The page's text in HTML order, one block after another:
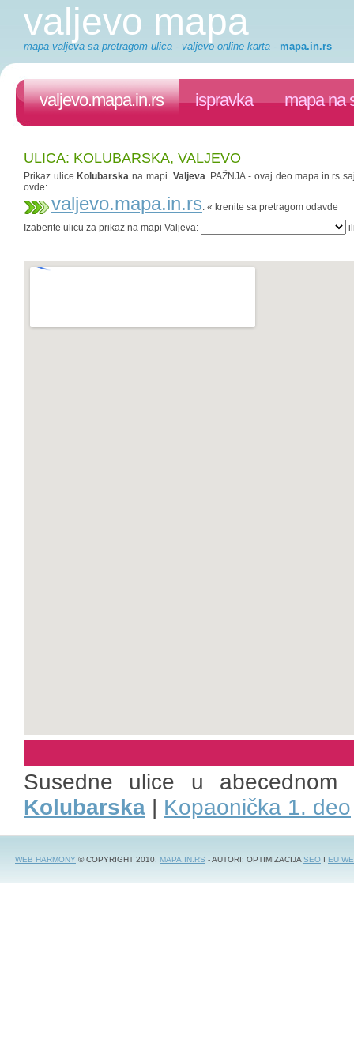
valjevo mapa
mapa valjeva sa pretragom ulica - valjevo online karta - mapa.in.rs
valjevo.mapa.in.rs ispravka mapa na
ULICA: KOLUBARSKA, VALJEVO
Prikaz ulice Kolubarska na mapi. Valjeva. PAŽNJA - ovaj deo mapa.in.rs
ovde:
valjevo.mapa.in.rs. « krenite sa pretragom odavde
Izaberite ulicu za prikaz na mapi Valjeva:
Susedne ulice u
Kolubarska | Kopaonička 1. deo
WEB HARMONY © COPYRIGHT 2010. MAPA.IN.RS - AUTORI: OPTIMIZACIJASEO I EU